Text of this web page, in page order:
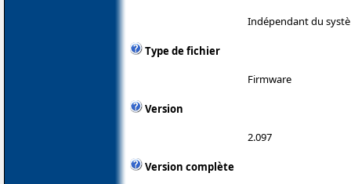
Indépendant du
Type de fichier
Firmware
Version
2.097
Version complète